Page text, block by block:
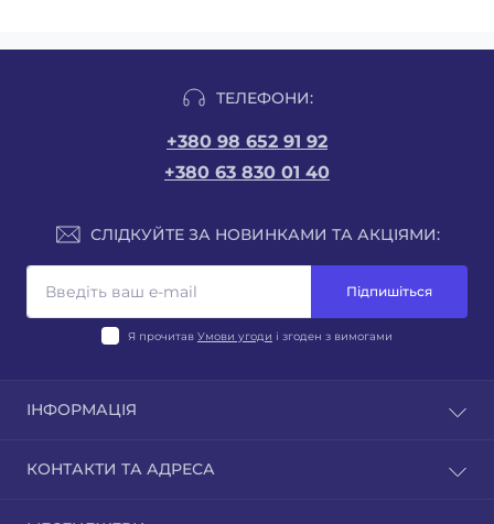
ТЕЛЕФОНИ:
+380 98 652 91 92
+380 63 830 01 40
СЛІДКУЙТЕ ЗА НОВИНКАМИ ТА АКЦІЯМИ:
Підпишіться
Я прочитав Умови угоди і згоден з вимогами
ІНФОРМАЦІЯ
Зворотній зв'язок
КОНТАКТИ ТА АДРЕСА